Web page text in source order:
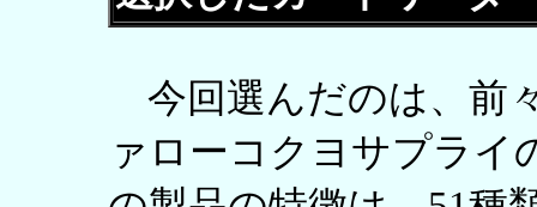
今回選んだのは、前
ァローコクヨサプライ